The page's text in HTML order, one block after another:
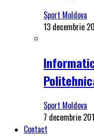
Sport Moldova
13 decembrie
Sport Moldova
7 decembrie
Contact